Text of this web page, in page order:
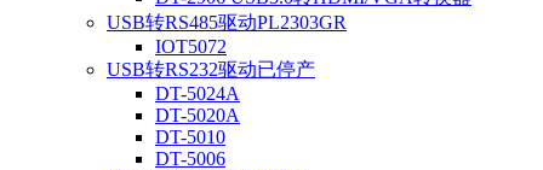
USB转RS485驱动PL2303GR
IOT5072
USB转RS232驱动已停产
DT-5024A
DT-5020A
DT-5010
DT-5006